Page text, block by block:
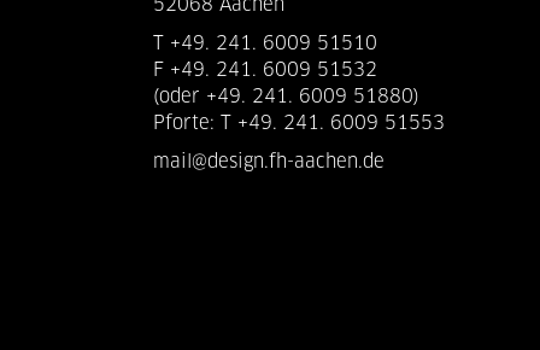
52068 Aachen
T +49. 241. 6009 51510
F +49. 241. 6009 51532
(oder +49. 241. 6009 51880)
Pforte: T +49. 241. 6009 51553
mail@design.fh-aachen.de